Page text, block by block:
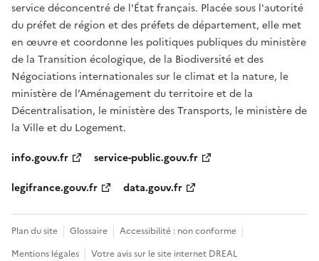
service déconcentré de l'État français. Placée sous l'autorité
du préfet de région et des préfets de département, elle met
en œuvre et coordonne les politiques publiques du ministère
de la Transition écologique, de la Biodiversité et des
Négociations internationales sur le climat et la nature, le
ministère de l’Aménagement du territoire et de la
Décentralisation, le ministère des Transports, le ministère de
la Ville et du Logement.
info.gouv.fr
service-public.gouv.fr
legifrance.gouv.fr
data.gouv.fr
Plan du site Glossaire
Accessibilité : non conforme
Mentions légales
Votre avis sur le site internet DREAL